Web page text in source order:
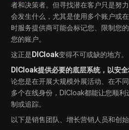
者和决策者。但寻找潜在客户只是努
会发生什么，尤其是使用多个账户或
时服务提供商可能会标记您、限制您
您的账户。
这正是DICloak变得不可或缺的地方。
DICloak提供必要的底层系统，以安
论您是在开展大规模外展活动、在不
多个在线身份，DICloak都能让您顺
制或追踪。
以下是销售团队、增长营销人员和创